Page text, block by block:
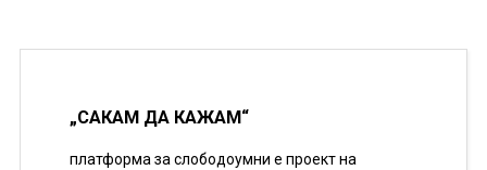
„САКАМ ДА КАЖАМ“
платформа за слободоумни е проект на